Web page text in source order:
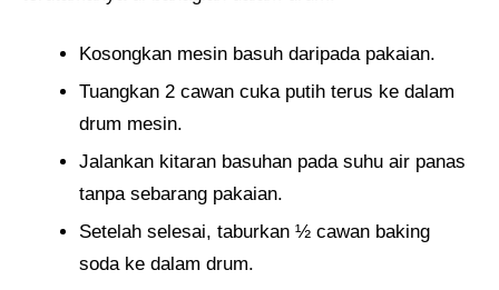
Kosongkan mesin basuh daripada pakaian.
Tuangkan 2 cawan cuka putih terus ke dalam
drum mesin.
Jalankan kitaran basuhan pada suhu air panas
tanpa sebarang pakaian.
Setelah selesai, taburkan ½ cawan baking
soda ke dalam drum.